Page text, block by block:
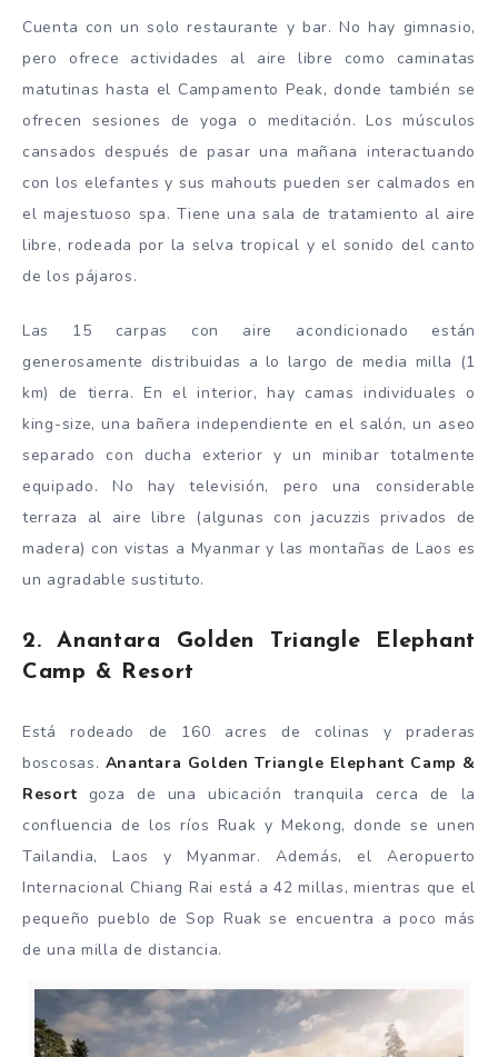
Cuenta con un solo restaurante y bar. No hay gimnasio,
pero ofrece actividades al aire libre como caminatas
matutinas hasta el Campamento Peak, donde también se
ofrecen sesiones de yoga o meditación. Los músculos
cansados después de pasar una mañana interactuando
con los elefantes y sus mahouts pueden ser calmados en
el majestuoso spa. Tiene una sala de tratamiento al aire
libre, rodeada por la selva tropical y el sonido del canto
de los pájaros.
Las 15 carpas con aire acondicionado están
generosamente distribuidas a lo largo de media milla (1
km) de tierra. En el interior, hay camas individuales o
king-size, una bañera independiente en el salón, un aseo
separado con ducha exterior y un minibar totalmente
equipado. No hay televisión, pero una considerable
terraza al aire libre (algunas con jacuzzis privados de
madera) con vistas a Myanmar y las montañas de Laos es
un agradable sustituto.
2. Anantara Golden Triangle Elephant
Camp & Resort
Está rodeado de 160 acres de colinas y praderas
boscosas. Anantara Golden Triangle Elephant Camp &
Resort goza de una ubicación tranquila cerca de la
confluencia de los ríos Ruak y Mekong, donde se unen
Tailandia, Laos y Myanmar. Además, el Aeropuerto
Internacional Chiang Rai está a 42 millas, mientras que el
pequeño pueblo de Sop Ruak se encuentra a poco más
de una milla de distancia.